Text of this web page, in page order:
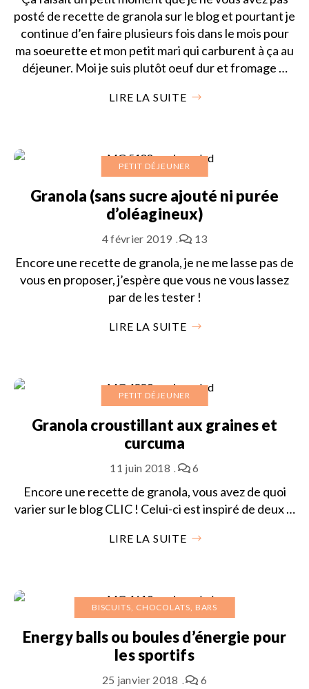
posté de recette de granola sur le blog et pourtant je
continue d’en faire plusieurs fois dans le mois pour
ma soeurette et mon petit mari qui carburent à ça au
déjeuner. Moi je suis plutôt oeuf dur et fromage …
LIRE LA SUITE
PETIT DÉJEUNER
Granola (sans sucre ajouté ni purée
d’oléagineux)
4 février 2019 13
Encore une recette de granola, je ne me lasse pas de
vous en proposer, j’espère que vous ne vous lassez
par de les tester !
LIRE LA SUITE
PETIT DÉJEUNER
Granola croustillant aux graines et
curcuma
11 juin 2018 6
Encore une recette de granola, vous avez de quoi
varier sur le blog CLIC ! Celui-ci est inspiré de deux …
LIRE LA SUITE
BISCUITS, CHOCOLATS, BARS
Energy balls ou boules d’énergie pour
les sportifs
25 janvier 2018 6